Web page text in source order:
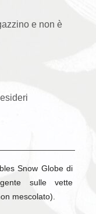
e non è
Snow Globe di
sulle vette
mescolato).